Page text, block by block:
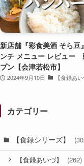
新店舗『彩食美酒 そら豆
ンチ メニュー レビュー
プン【会津若松市】
2024年9月10日 【食録あい
カテゴリー
【食録シリーズ】
【食録あいづ】 (262)